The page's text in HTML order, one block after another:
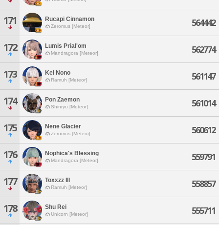
171 Rucapi Cinnamon
Zeromus [Meteor] 564442
172 Lumis Prial'om
Mandragora [Meteor] 562774
173 Kei Nono
Ramuh [Meteor] 561147
174 Pon Zaemon
Shinryu [Meteor] 561014
175 Nene Glacier
Zeromus [Meteor] 560612
176 Nophica's Blessing
Mandragora [Meteor] 559791
177 Toxxzz Ill
Ramuh [Meteor] 558857
178 Shu Rei
Unicorn [Meteor] 555711